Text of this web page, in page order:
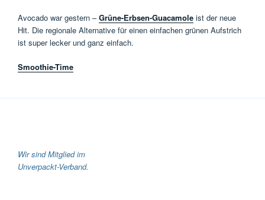
Avocado war gestern –Grüne-Erbsen-Guacamole ist der neue
Hit. Die regionale Alternative für einen einfachen grünen Aufstrich
ist super lecker und ganz einfach.
Smoothie-Time
Wir sind Mitglied im
Unverpackt-Verband.